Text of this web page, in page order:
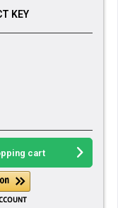
KEY
cart